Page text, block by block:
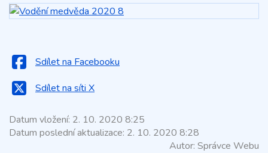
Sdílet na Facebooku
Sdílet na síti X
Datum vložení: 2. 10. 2020 8:25
Datum poslední aktualizace: 2. 10. 2020 8:28
Autor: Správce Webu